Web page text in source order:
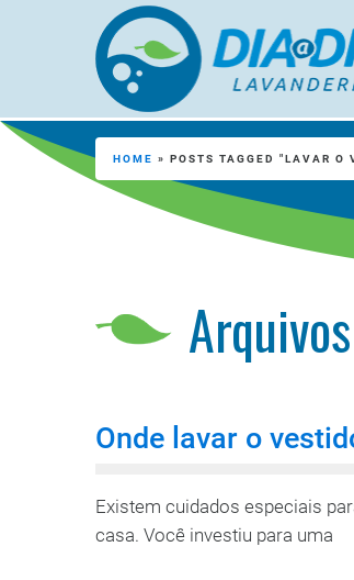
Arquivos
HOME » POSTS TAGGED "LAVAR O
Onde lavar o
Existem cuidados especiais
casa. Você investiu para uma